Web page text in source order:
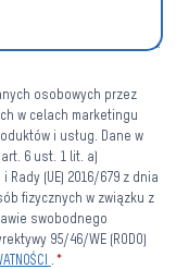
osobowych przez
w celach marketingu
i usług. Dane w
6 ust. 1 lit. a)
(UE) 2016/679 z dnia
fizycznych w związku z
swobodnego
95/46/WE (RODO)
. *